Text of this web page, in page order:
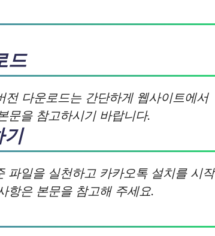
드
다운로드는 간단하게 웹사이트에서
문을 참고하시기 바랍니다.
기
파일을 실천하고 카카오톡 설치를 시작
항은 본문을 참고해 주세요.